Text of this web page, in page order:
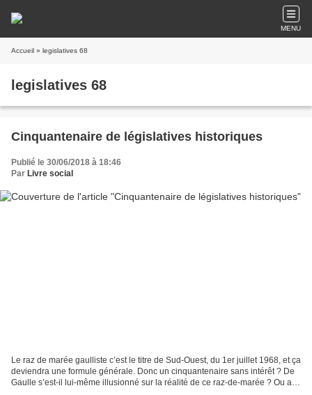
MENU
Accueil » legislatives 68
legislatives 68
Cinquantenaire de législatives historiques
Publié le 30/06/2018 à 18:46
Par Livre social
Le raz de marée gaulliste c’est le titre de Sud-Ouest, du 1er juillet 1968, et ça
deviendra une formule générale. Donc un cinquantenaire sans intérêt ? De
Gaulle s’est-il lui-même illusionné sur la réalité de ce raz-de-marée ? Ou au